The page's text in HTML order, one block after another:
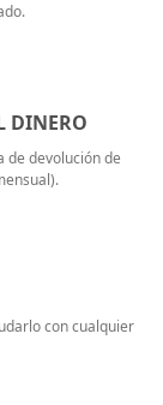
DINERO
de devolución de
con cualquier